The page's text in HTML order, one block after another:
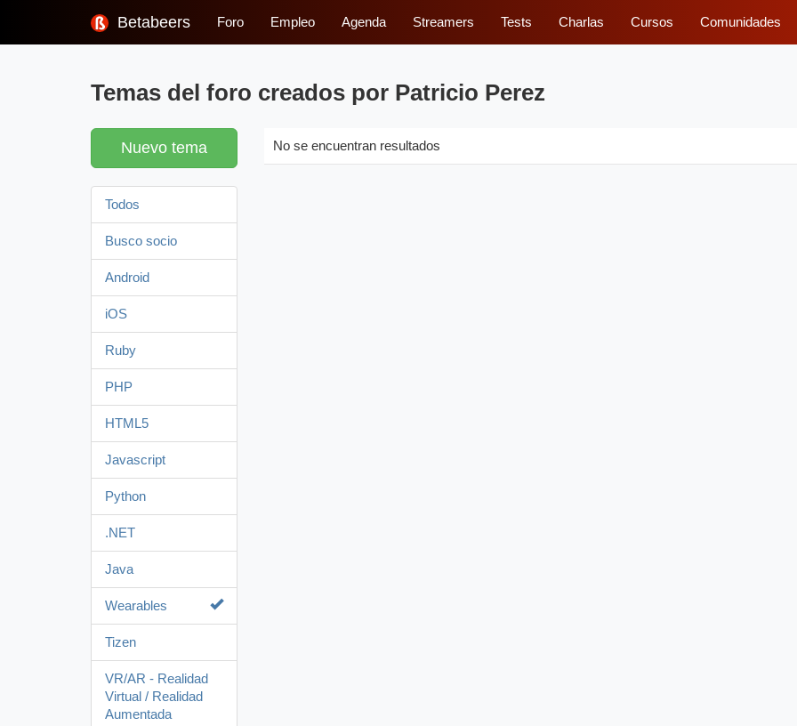
Betabeers Foro Empleo Agenda Streamers Tests Charlas Cursos Comunidades
Temas del foro creados por Patricio Perez
Nuevo tema
Todos
Busco socio
Android
iOS
Ruby
PHP
HTML5
Javascript
Python
.NET
Java
Wearables
Tizen
VR/AR - Realidad
Virtual / Realidad
Aumentada
No se encuentran resultados